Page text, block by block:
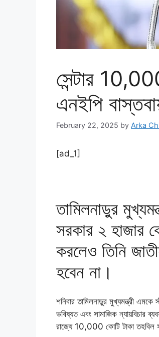
সেন্টার
এনইপি
February 22, 2025 by Arka
[ad_1]
তামিলনাড়ুর
সরকার ২ হাজার
করলেও তিনি
হবেন না।
শনিবার তামিলনাড়ুর মুখ্যমন্ত্রী এমকে
ভবিষ্যত এবং সামাজিক ন্যায়বিচার
রাজ্যে 10,000 কোটি টাকা তহবিল